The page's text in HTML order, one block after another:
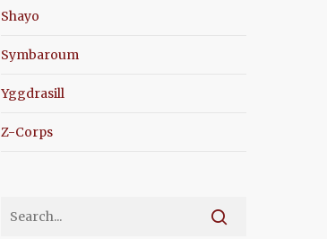
Shayo
Symbaroum
Yggdrasill
Z-Corps